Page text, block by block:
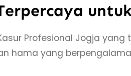
Profesional Jogja
hama yang